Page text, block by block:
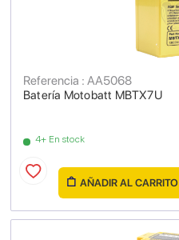
Batería Motobatt MBTX7U
Referencia : AA5068
4+ En stock
AÑADIR AL CARRITO